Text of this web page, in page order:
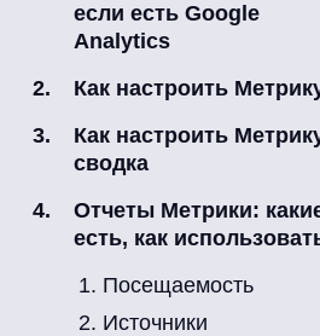
Материал обновил
Но следует сразу
станут уведомления по
Поэтому придется чаще
положение вещей
если есть Google
Analytics
Как настроить
Как настроить
сводка
Отчеты Метрики:
есть, как
1. Посещаемость
2. Источники